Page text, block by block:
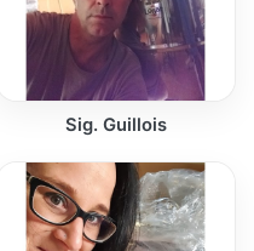
Sig. Guillois